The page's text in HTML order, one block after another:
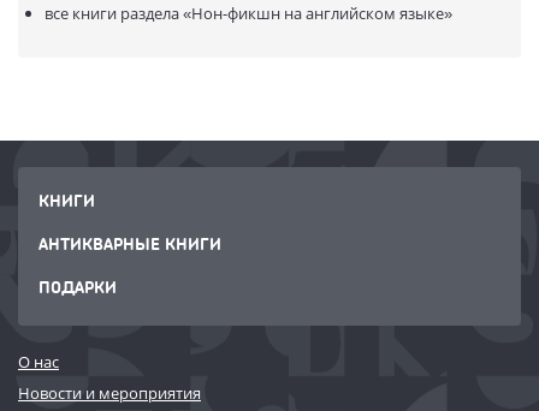
все книги раздела«Нон-фикшн на английском языке»
КНИГИ
АНТИКВАРНЫЕ КНИГИ
ПОДАРКИ
О нас
Новости и мероприятия